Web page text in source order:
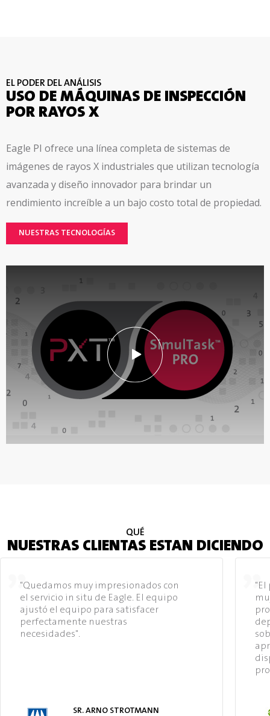
EL PODER DEL ANÁLISIS
USO DE MÁQUINAS DE INSPECCIÓN
POR RAYOS X
Eagle PI ofrece una línea completa de sistemas de
imágenes de rayos X industriales que utilizan tecnología
avanzada y diseño innovador para brindar un
rendimiento increíble a un bajo costo total de propiedad.
NUESTRAS TECNOLOGÍAS
QUÉ
NUESTRAS CLIENTAS ESTAN DICIENDO
"Quedamos muy impresionados con
el servicio in situ de Eagle. El equipo
ajustó el equipo para satisfacer
perfectamente nuestras
necesidades".
SR. ARNO STROTMANN
"El